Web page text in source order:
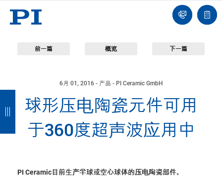
联
系
报
价
们
前一篇 概览 下一篇
6月 01, 2016 - 产品 - PI Ceramic GmbH
球形压电陶瓷元件可用
于360度超声波应用中
PI Ceramic目前生产半球或空心球体的压电陶瓷部件。
返
回
返
回
返
回
返
回